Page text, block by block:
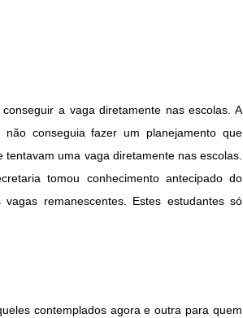
a vaga diretamente nas escolas. A
conseguia fazer um planejamento que
uma vaga diretamente nas escolas.
tomou conhecimento antecipado do
remanescentes. Estes estudantes só
contemplados agora e outra para quem